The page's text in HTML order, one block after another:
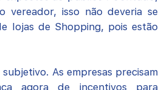
vereador, isso não deveria se
lojas de Shopping, pois estão
As empresas precisam
agora de incentivos para